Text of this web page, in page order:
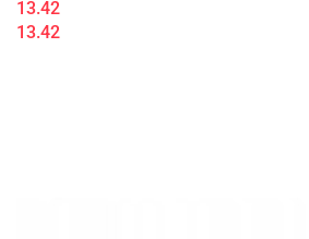
13.42
13.42